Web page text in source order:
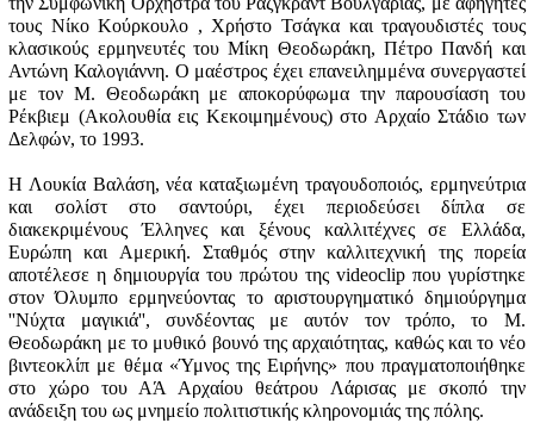
τους Νίκο Κούρκουλο , Χρήστο Τσάγκα και τραγουδιστές τους
κλασικούς ερμηνευτές του Μίκη Θεοδωράκη, Πέτρο Πανδή και
Αντώνη Καλογιάννη. Ο μαέστρος έχει επανειλημμένα συνεργαστεί
με τον Μ. Θεοδωράκη με αποκορύφωμα την παρουσίαση του
Ρέκβιεμ (Ακολουθία εις Κεκοιμημένους) στο Αρχαίο Στάδιο των
Δελφών, το 1993.
Η Λουκία Βαλάση, νέα καταξιωμένη τραγουδοποιός, ερμηνεύτρια
και σολίστ στο σαντούρι, έχει περιοδεύσει δίπλα σε
διακεκριμένους Έλληνες και ξένους καλλιτέχνες σε Ελλάδα,
Ευρώπη και Αμερική. Σταθμός στην καλλιτεχνική της πορεία
αποτέλεσε η δημιουργία του πρώτου της videoclip που γυρίστηκε
στον Όλυμπο ερμηνεύοντας το αριστουργηματικό δημιούργημα
''Νύχτα μαγικιά'', συνδέοντας με αυτόν τον τρόπο, το Μ.
Θεοδωράκη με το μυθικό βουνό της αρχαιότητας, καθώς και το νέο
βιντεοκλίπ με θέμα «Ύμνος της Ειρήνης» που πραγματοποιήθηκε
στο χώρο του ΑΆ Αρχαίου θεάτρου Λάρισας με σκοπό την
ανάδειξη του ως μνημείο πολιτιστικής κληρονομιάς της πόλης.